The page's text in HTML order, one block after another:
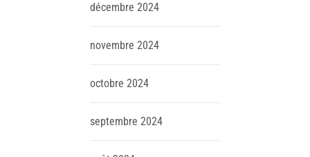
décembre 2024
novembre 2024
octobre 2024
septembre 2024